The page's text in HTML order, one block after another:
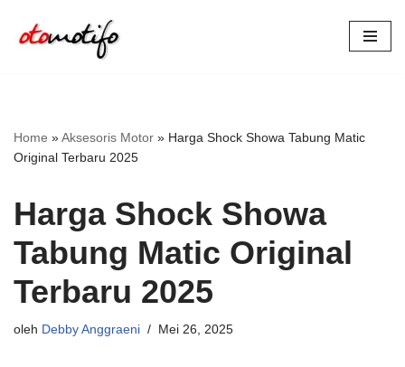
Lompat
Home »Aksesoris Motor » Harga Shock Showa Tabung Matic
Original Terbaru 2025
Harga Shock Showa
Tabung Matic Original
Terbaru 2025
oleh Debby Anggraeni Mei 26, 2025